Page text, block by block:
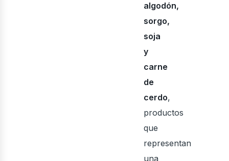
algodón,
sorgo,
soja
y
carne
de
cerdo,
productos
que
representan
una